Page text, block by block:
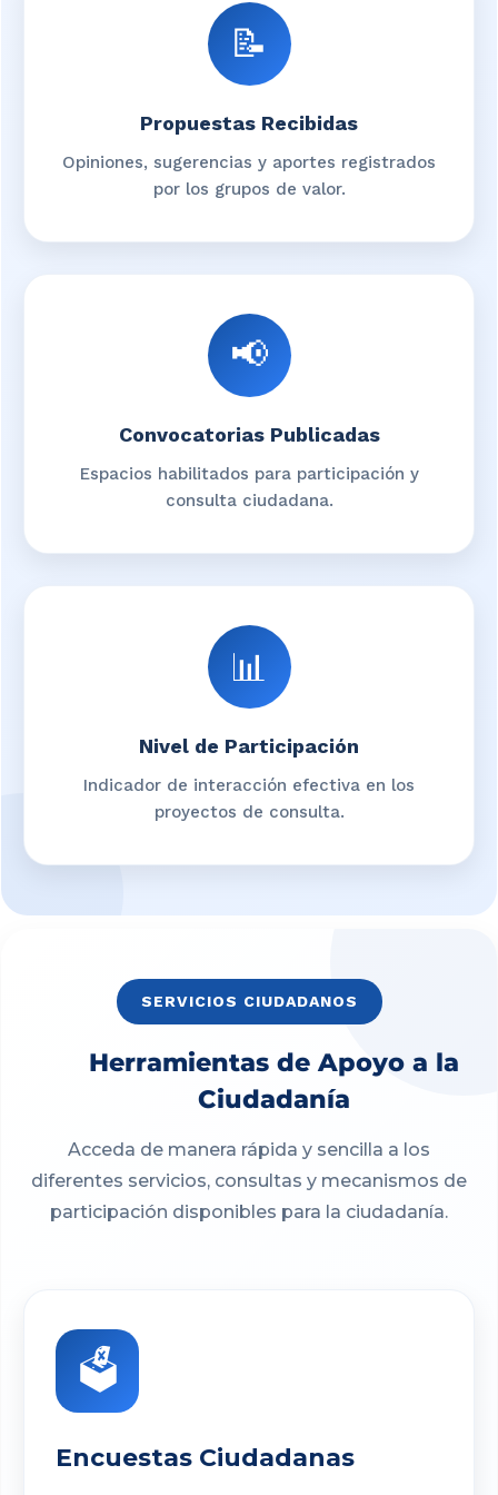
participación durante el término establecido para
la recepción de comentarios. 4. Recibir opiniones,
sugerencias, observaciones y propuestas
interesada. 5. Dejar constancia y registro de las
normativo. Las observaciones, comentarios y
propuestas recibidas serán recopilados y
analizados por la Corporación como insumo para
observaciones: Desde el 31 de julio de 2026 a las
00:00 horas hasta el 6 de agosto de 2026 a las
📝
Propuestas Recibidas
Opiniones, sugerencias y aportes registrados
por los grupos de valor.
📢
Convocatorias Publicadas
Espacios habilitados para participación y
consulta ciudadana.
📊
Nivel de Participación
Indicador de interacción efectiva en los
proyectos de consulta.
SERVICIOS CIUDADANOS
Herramientas de Apoyo a la
Ciudadanía
Acceda de manera rápida y sencilla a los
diferentes servicios, consultas y mecanismos de
participación disponibles para la ciudadanía.
🗳️
Encuestas Ciudadanas